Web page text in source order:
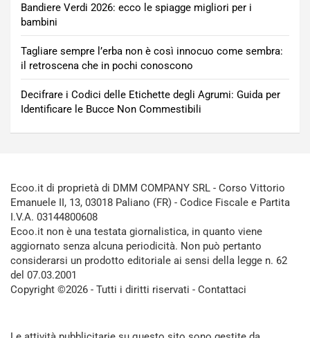
Bandiere Verdi 2026: ecco le spiagge migliori per i
bambini
Tagliare sempre l’erba non è così innocuo come sembra:
il retroscena che in pochi conoscono
Decifrare i Codici delle Etichette degli Agrumi: Guida per
Identificare le Bucce Non Commestibili
Ecoo.it di proprietà di DMM COMPANY SRL - Corso Vittorio
Emanuele II, 13, 03018 Paliano (FR) - Codice Fiscale e Partita
I.V.A. 03144800608
Ecoo.it non è una testata giornalistica, in quanto viene
aggiornato senza alcuna periodicità. Non può pertanto
considerarsi un prodotto editoriale ai sensi della legge n. 62
del 07.03.2001
Copyright ©2026 - Tutti i diritti riservati - Contattaci